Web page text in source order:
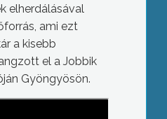
elherdálásával
ami ezt
a kisebb
el a Jobbik
Gyöngyösön.